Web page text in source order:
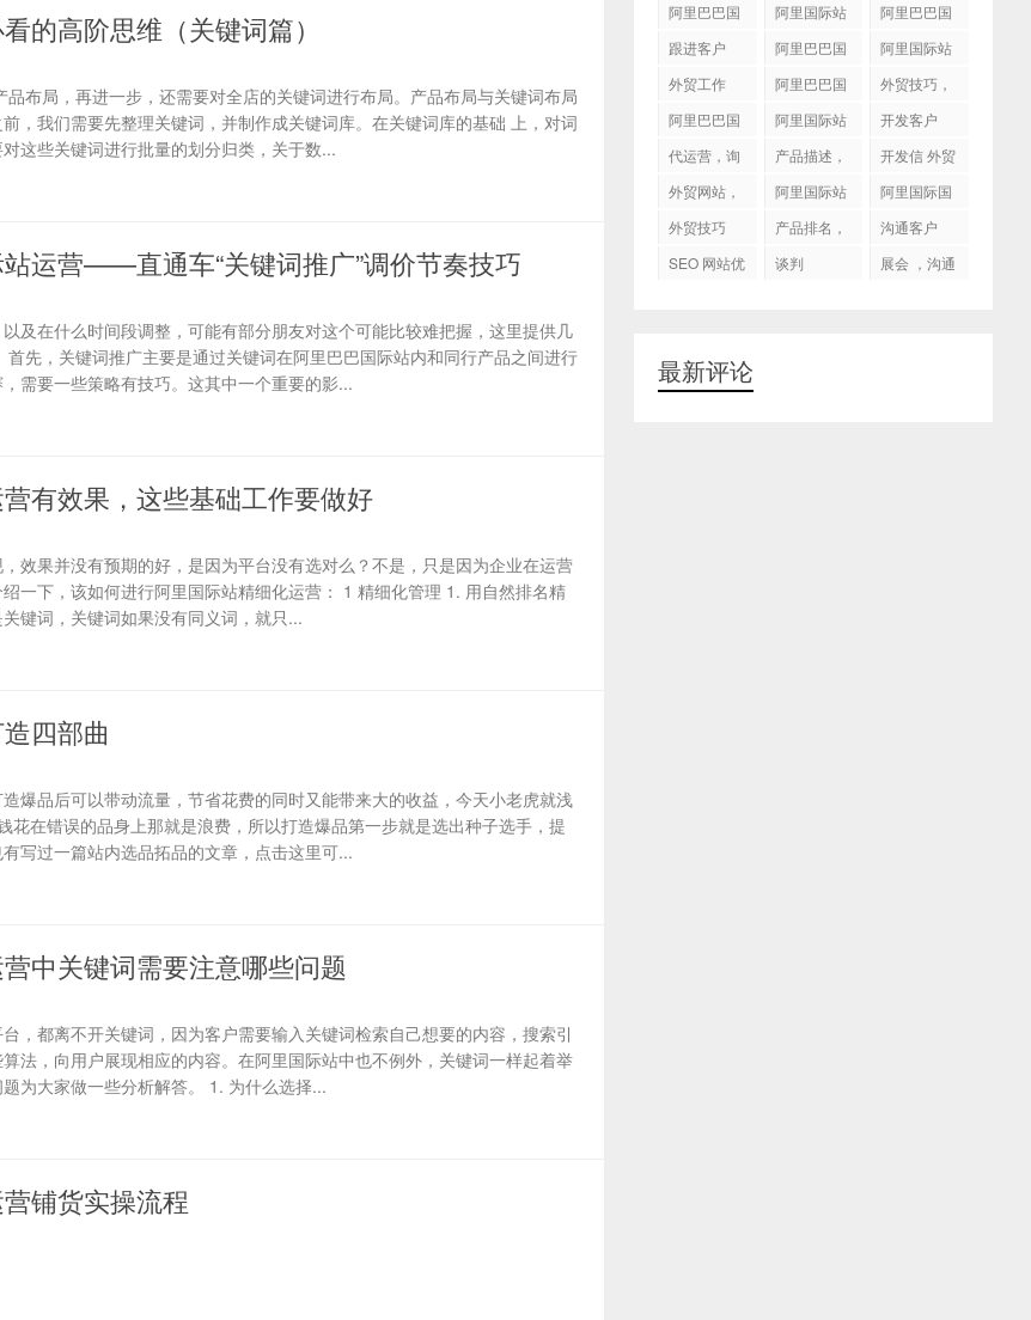
的高阶思维（关键词篇）
布局，再进一步，还需要对全店的关键词进行布局。产品布局与关键词布局
，我们需要先整理关键词，并制作成关键词库。在关键词库的基础 上，对词
这些关键词进行批量的划分归类，关于数...
运营——直通车“关键词推广”调价节奏技巧
及在什么时间段调整，可能有部分朋友对这个可能比较难把握，这里提供几
先，关键词推广主要是通过关键词在阿里巴巴国际站内和同行产品之间进行
需要一些策略有技巧。这其中一个重要的影...
有效果，这些基础工作要做好
效果并没有预期的好，是因为平台没有选对么？不是，只是因为企业在运营
一下，该如何进行阿里国际站精细化运营： 1 精细化管理 1. 用自然排名精
键词，关键词如果没有同义词，就只...
四部曲
爆品后可以带动流量，节省花费的同时又能带来大的收益，今天小老虎就浅
花在错误的品身上那就是浪费，所以打造爆品第一步就是选出种子选手，提
写过一篇站内选品拓品的文章，点击这里可...
中关键词需要注意哪些问题
，都离不开关键词，因为客户需要输入关键词检索自己想要的内容，搜索引
法，向用户展现相应的内容。在阿里国际站中也不例外，关键词一样起着举
为大家做一些分析解答。 1. 为什么选择...
铺货实操流程
阿里巴巴国
阿里国际站
国际站托管
服务，阿里
服务
阿里巴巴国
跟进客户
阿里巴巴国
阿里国际站
外贸工作
阿里巴巴国
作
外贸技巧，
阿里巴巴国
化
阿里国际站
开发客户
代运营，询
产品描述，
开发信 外贸
外贸网站，
阿里国际站
阿里国际国
外贸技巧
产品排名，
沟通客户
SEO 网站优
谈判
展会 ，沟通
最新评论